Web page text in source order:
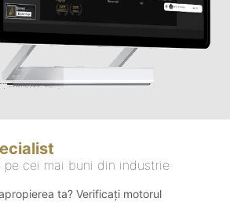
pe cei mai buni din industrie
ta? Verificați motorul